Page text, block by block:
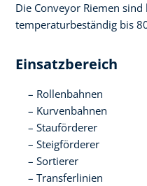
Die Conveyor Riemen
temperaturbeständig bis
Einsatzbereich
Rollenbahnen
Kurvenbahnen
Stauförderer
Steigförderer
Sortierer
Transferlinien